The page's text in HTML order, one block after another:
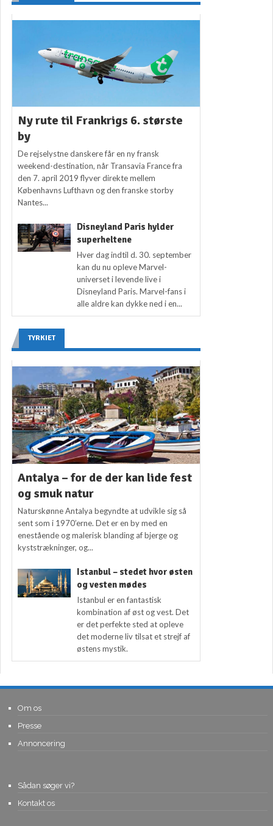
Ny rute til Frankrigs 6. største
by
De rejselystne danskere får en ny fransk
weekend-destination, når Transavia France fra
den 7. april 2019 flyver direkte mellem
Københavns Lufthavn og den franske storby
Nantes...
Disneyland Paris hylder
superheltene
Hver dag indtil d. 30. september
kan du nu opleve Marvel-
universet i levende live i
Disneyland Paris. Marvel-fans i
alle aldre kan dykke ned i en...
TYRKIET
Antalya – for de der kan lide fest
og smuk natur
Naturskønne Antalya begyndte at udvikle sig så
sent som i 1970’erne. Det er en by med en
enestående og malerisk blanding af bjerge og
kyststrækninger, og...
Istanbul – stedet hvor østen
og vesten mødes
Istanbul er en fantastisk
kombination af øst og vest. Det
er det perfekte sted at opleve
det moderne liv tilsat et strejf af
østens mystik.
Om os
Presse
Annoncering
Sådan søger vi?
Kontakt os